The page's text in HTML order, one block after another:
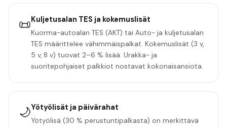
📜Kuljetusalan TES ja kokemuslisät
Kuorma-autoalan TES (AKT) tai Auto- ja kuljetusalan
TES määrittelee vähimmäispalkat. Kokemuslisät (3 v,
5 v, 8 v) tuovat 2–6 % lisää. Urakka- ja
suoritepohjaiset palkkiot nostavat kokonaisansiota.
🌙Yötyölisät ja päivärahat
Yötyölisä (30 % perustuntipalkasta) on merkittävä